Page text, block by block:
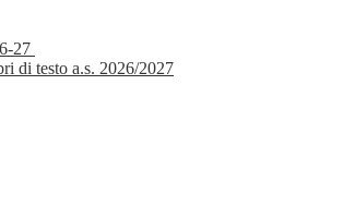
27
di testo a.s. 2026/2027